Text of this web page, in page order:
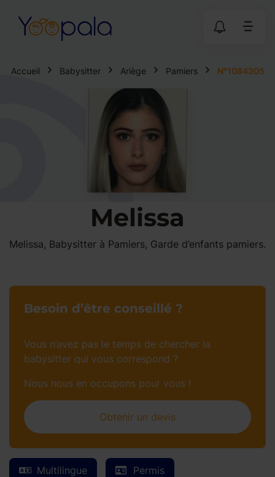
Accueil Babysitter Ariège Pamiers N°1084305
Melissa
Melissa, Babysitter à Pamiers, Garde d’enfants pamiers.
Multilingue Permis
Besoin d’être conseillé ?
Vous n’avez pas le temps de chercher la
babysitter qui vous correspond ?
Nous nous en occupons pour vous !
Obtenir un devis